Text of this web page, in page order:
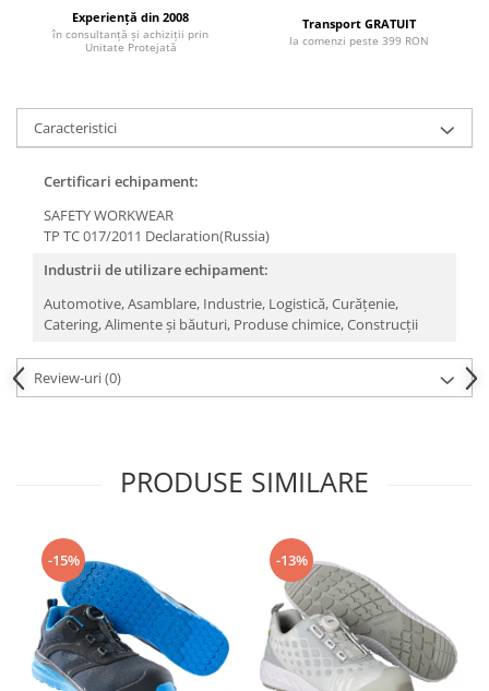
Experiență din 2008
în consultanță și achiziții prin
Unitate Protejată
Transport GRATUIT
la comenzi peste 399 RON
Caracteristici
Certificari echipament:
SAFETY WORKWEAR
TP TC 017/2011 Declaration(Russia)
Industrii de utilizare echipament:
Automotive,Asamblare, Industrie, Logistică,Curățenie,
Catering,Alimente și băuturi, Produse chimice,Construcții
Review-uri(0)
PRODUSE SIMILARE
-15% -13%